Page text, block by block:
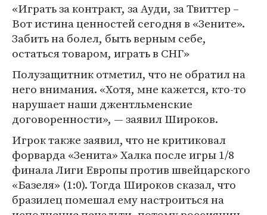
«Играть за контракт, за Ауди, за Твиттер –
Вот истина ценностей сегодня в «Зените».
Забить на болел, быть верным себе,
остаться товаром, играть в СНГ»
Полузащитник отметил, что не обратил на
него внимания. «Хотя, мне кажется, кто-то
нарушает наши джентльменские
договоренности», — заявил Широков.
Игрок также заявил, что не критиковал
форварда «Зенита» Халка после игры 1/8
финала Лиги Европы против швейцарского
«Базеля» (1:0). Тогда Широков сказал, что
бразилец помешал ему настроиться на